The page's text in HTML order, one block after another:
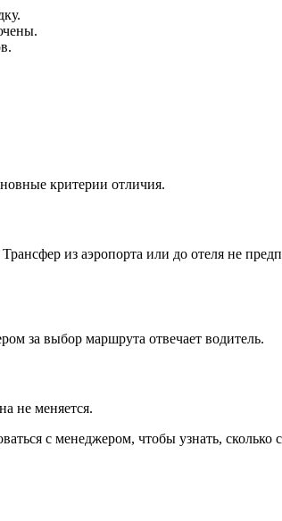
критерии отличия.
из аэропорта или до отеля не
за выбор маршрута отвечает водитель.
не меняется.
с менеджером, чтобы узнать, сколько